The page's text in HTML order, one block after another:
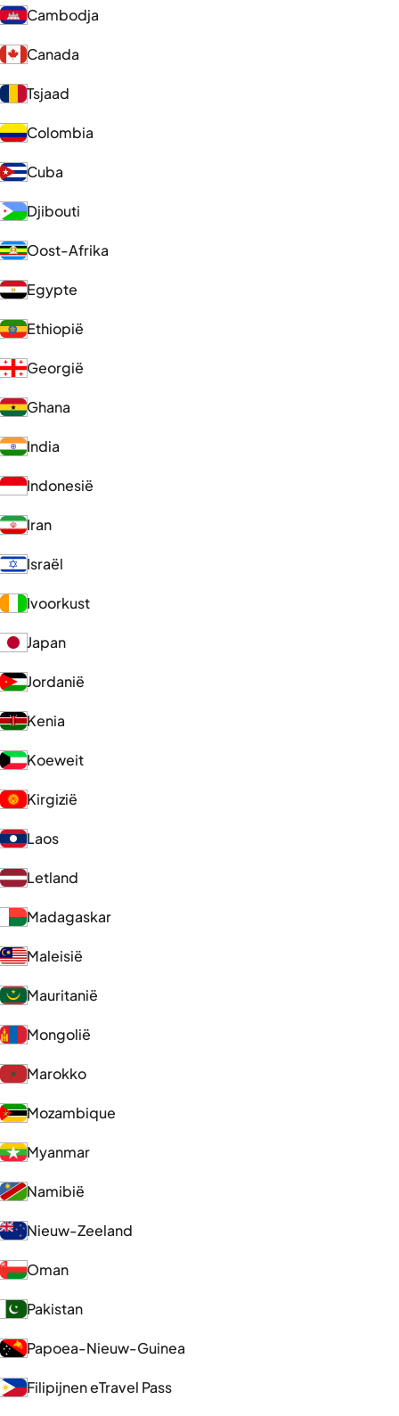
Cambodja
Canada
Tsjaad
Colombia
Cuba
Djibouti
Oost-Afrika
Egypte
Ethiopië
Georgië
Ghana
India
Indonesië
Iran
Israël
Ivoorkust
Japan
Jordanië
Kenia
Koeweit
Kirgizië
Laos
Letland
Madagaskar
Maleisië
Mauritanië
Mongolië
Marokko
Mozambique
Myanmar
Namibië
Nieuw-Zeeland
Oman
Pakistan
Papoea-Nieuw-Guinea
Filipijnen eTravel Pass